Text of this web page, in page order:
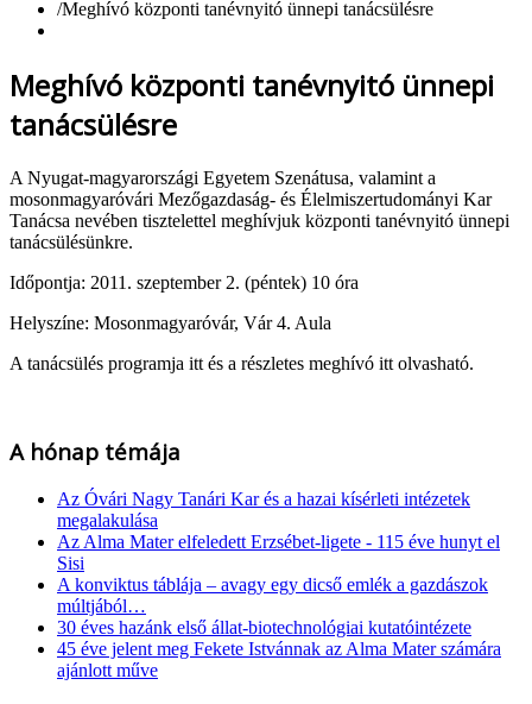
/Meghívó központi tanévnyitó ünnepi tanácsülésre
Meghívó központi tanévnyitó ünnepi
tanácsülésre
A Nyugat-magyarországi Egyetem Szenátusa, valamint a
mosonmagyaróvári Mezőgazdaság- és Élelmiszertudományi Kar
Tanácsa nevében tisztelettel meghívjuk központi tanévnyitó ünnepi
tanácsülésünkre.
Időpontja: 2011. szeptember 2. (péntek) 10 óra
Helyszíne: Mosonmagyaróvár, Vár 4. Aula
A tanácsülés programja itt és a részletes meghívó itt olvasható.
A hónap témája
Az Óvári Nagy Tanári Kar és a hazai kísérleti intézetek
megalakulása
Az Alma Mater elfeledett Erzsébet-ligete - 115 éve hunyt el
Sisi
A konviktus táblája – avagy egy dicső emlék a gazdászok
múltjából…
30 éves hazánk első állat-biotechnológiai kutatóintézete
45 éve jelent meg Fekete Istvánnak az Alma Mater számára
ajánlott műve